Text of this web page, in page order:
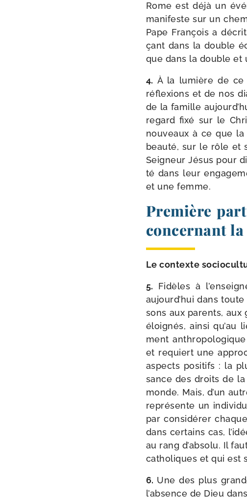
Rome est déjà un
mani­feste sur un
Pape François a
çant dans la double
que dans la double et
4. À la lumière de ce
réflexions et de nos
de la famille
regard fixé sur le
nou­veaux à ce que
beau­té, sur le rôle et
Seigneur Jésus pour
té dans leur
et une femme.
Première
concernant
Le contexte
5. Fidèles à
aujourd’hui dans
sons aux parents,
éloi­gnés, ain­si
ment
et requiert une
aspects posi­tifs : la
sance des droits de
monde. Mais, d’un
repré­sente un
par consi­dé­rer
dans cer­tains cas,
au rang d’absolu. Il
catho­liques et qui est
6. Une des plus
l’absence de Dieu